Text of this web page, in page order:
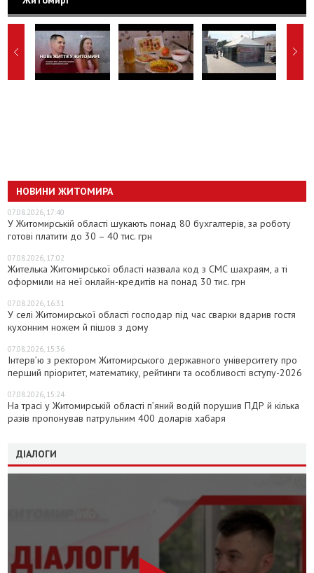
НОВИНИ ЖИТОМИРА
07.08.2026, 17:40
У Житомирській області шукають понад 80 бухгалтерів, за роботу
готові платити до 30 – 40 тис. грн
07.08.2026, 17:02
Жителька Житомирської області назвала код з СМС шахраям, а ті
оформили на неї онлайн-кредитів на понад 30 тис. грн
07.08.2026, 16:31
У селі Житомирської області господар під час сварки вдарив гостя
кухонним ножем й пішов з дому
07.08.2026, 15:36
Інтерв’ю з ректором Житомирського державного університету про
перший пріоритет, математику, рейтинги та особливості вступу-2026
07.08.2026, 15:24
На трасі у Житомирській області п’яний водій порушив ПДР й кілька
разів пропонував патрульним 400 доларів хабаря
ДІАЛОГИ